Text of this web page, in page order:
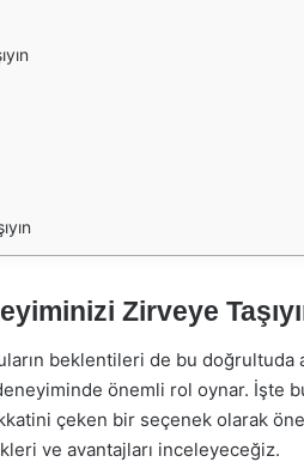
Zirveye
beklentileri de bu doğrultuda
önemli rol oynar. İşte
çeken bir seçenek olarak öne
ve avantajları inceleyeceğiz.